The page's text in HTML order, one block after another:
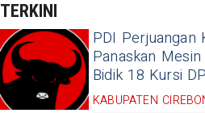
TERKINI
PDI Perjuangan
Panaskan
Bidik 18 Kursi
KABUPATEN